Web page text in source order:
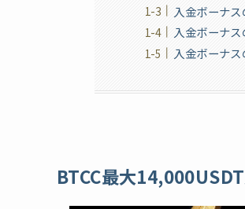
入金ボーナ
入金ボーナス
入金ボーナ
BTCC最大